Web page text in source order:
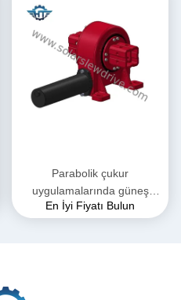
Parabolik çukur
uygulamalarında güneş
izleme sistemleri için 24VDC
En İyi Fiyatı Bulun